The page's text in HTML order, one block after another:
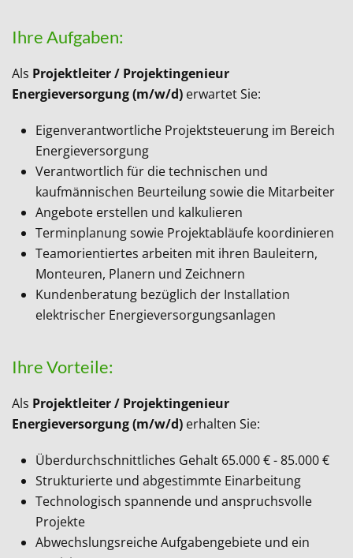
Ihre Aufgaben:
Als Projektleiter / Projektingenieur
Energieversorgung (m/w/d) erwartet Sie:
Eigenverantwortliche Projektsteuerung im Bereich
Energieversorgung
Verantwortlich für dietechnischen und
kaufmännischen Beurteilung sowie die Mitarbeiter
Angebote erstellen und kalkulieren
Terminplanung sowie Projektabläufe koordinieren
Teamorientiertes arbeiten mit ihren Bauleitern,
Monteuren, Planern und Zeichnern
Kundenberatung bezüglich der Installation
elektrischer Energieversorgungsanlagen
Ihre Vorteile:
Als Projektleiter / Projektingenieur
Energieversorgung(m/w/d) erhalten Sie:
Überdurchschnittliches Gehalt 65.000 € - 85.000 €
Strukturierte und abgestimmte Einarbeitung
Technologisch spannende und anspruchsvolle
Projekte
Abwechslungsreiche Aufgabengebiete und ein